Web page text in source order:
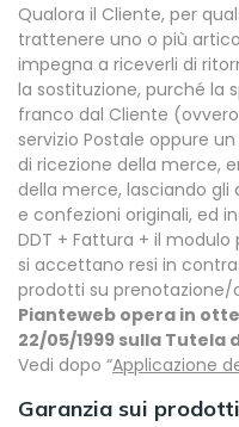
Qualora il Cliente, per
trattenere uno o più
impegna a riceverli di
la sostituzione, purché la
franco dal Cliente
servizio Postale oppure
di ricezione della merce,
della merce, lasciando gli
e confezioni originali, ed
DDT + Fattura + il modulo
si accettano resi in
prodotti su prenotazione/
Pianteweb opera in
22/05/1999 sulla
Vedi dopo “Applicazione
Garanzia sui prodotti